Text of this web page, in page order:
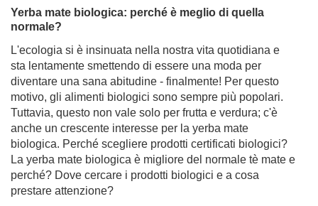
L'ecologia si è insinuata nella nostra vita quotidiana e
sta lentamente smettendo di essere una moda per
diventare una sana abitudine - finalmente! Per questo
motivo, gli alimenti biologici sono sempre più popolari.
Tuttavia, questo non vale solo per frutta e verdura; c'è
anche un crescente interesse per la yerba mate
biologica. Perché scegliere prodotti certificati biologici?
La yerba mate biologica è migliore del normale tè mate e
perché? Dove cercare i prodotti biologici e a cosa
prestare attenzione?
Per saperne di più